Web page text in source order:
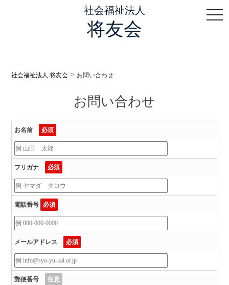
社会福祉法人
将友会
社会福祉法人 将友会 > お問い合わせ
お問い合わせ
お名前 必須
フリガナ 必須
電話番号 必須
メールアドレス 必須
郵便番号 任意